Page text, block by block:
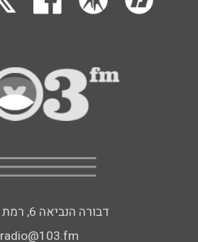
דבורה הנביאה 6, רמת השרון
radio@103.fm